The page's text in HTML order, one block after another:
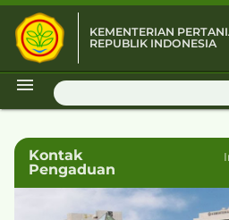
KEMENTERIAN
REPUBLIK INDONESIA
D
Kontak
Pengaduan